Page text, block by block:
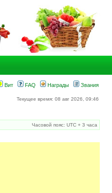
Вит FAQ Награды Звания
Текущее время: 08 авг 2026, 09:46
Часовой пояс: UTC + 3 часа